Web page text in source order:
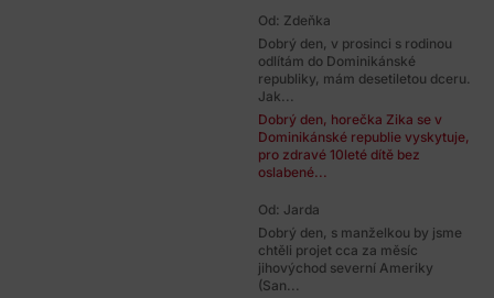
Od: Zdeňka
Dobrý den, v prosinci s rodinou
odlítám do Dominikánské
republiky, mám desetiletou dceru.
Jak...
Dobrý den, horečka Zika se v
Dominikánské republie vyskytuje,
pro zdravé 10leté dítě bez
oslabené...
Od: Jarda
Dobrý den, s manželkou by jsme
chtěli projet cca za měsíc
jihovýchod severní Ameriky
(San...